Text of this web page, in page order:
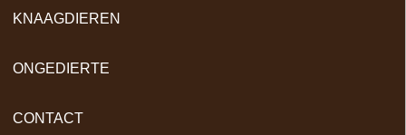
KNAAGDIEREN
ONGEDIERTE
CONTACT